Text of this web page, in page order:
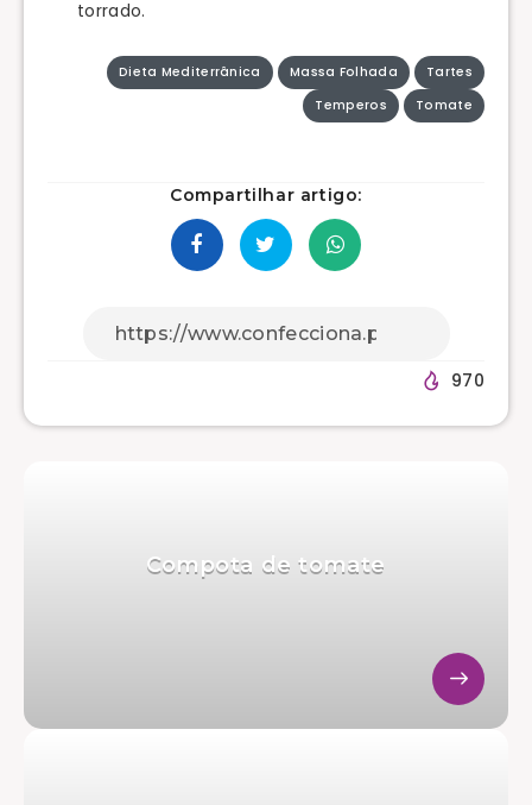
torrado.
Dieta Mediterrânica Massa Folhada
Tartes
Temperos
Tomate
Compartilhar artigo:
970
Compota de tomate